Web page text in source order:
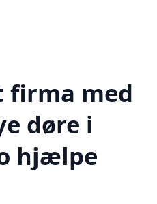
firma med
døre i
hjælpe